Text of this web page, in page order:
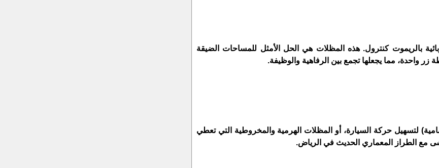
بالريموت كنترول. هذه المظلات هي الحل الأمثل للمساحات الضيقة
واحدة، مما يجعلها تجمع بين الرفاهية والوظيفة.
لتسهيل حركة السيارة، أو المظلات الهرمية والمخروطية التي تعطي
مع الطراز المعماري الحديث في الرياض.